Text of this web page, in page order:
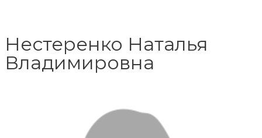
Нестеренко Наталья
Владимировна